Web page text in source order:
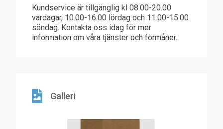
Kundservice är tillgänglig kl 08.00-20.00
vardagar, 10.00-16.00 lördag och 11.00-15.00
söndag. Kontakta oss idag för mer
information om våra tjänster och förmåner.
Galleri